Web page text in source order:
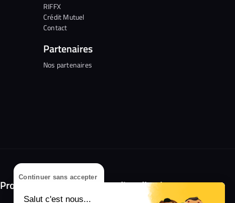
Continuer sans accepter
Salut c'est nous...
RIFFX
Crédit Mutuel
Contact
Partenaires
Nos partenaires
Prolongez l'expérience avec l'application
RIFFX !